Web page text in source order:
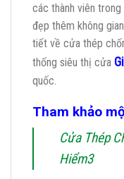
các thành viên
đẹp thêm không
tiết về cửa thép
thống siêu thị cửa
quốc.
Tham khảo
Cửa Thép
Hiểm3